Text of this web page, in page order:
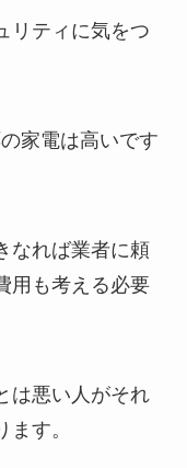
リティに気をつ
家電は高いです
なれば業者に頼
用も考える必要
は悪い人がそれ
す。